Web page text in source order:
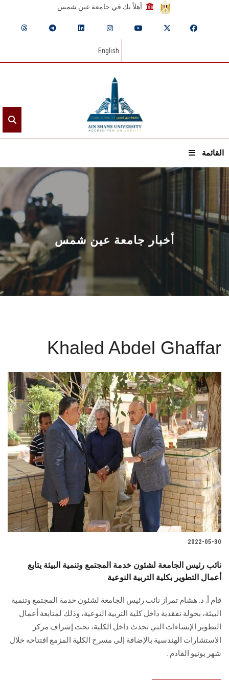
أهلاً بك في جامعة عين شمس
English
القائمة
الرئيسيـة
عن الجامعة
القطاعـات
الشئون الأكاديمية
البحث العلمي
المراكز والوحدات
الأنظمة الذكية
الإعلام
تواصل معنا
الطلاب
هيئة التدريس
الدراسات العليا
الزائـرون
سجل الان
أخبار جامعة عين شمس
Khaled Abdel Ghaffar
2022-05-30
نائب رئيس الجامعة لشئون خدمة المجتمع وتنمية البيئة يتابع
أعمال التطوير بكلية التربية النوعية
قام أ. د. هشام تمراز نائب رئيس الجامعة لشئون خدمة المجتمع وتنمية
البيئة، بجولة تفقدية داخل كلية التربية النوعية، وذلك لمتابعة أعمال
التطوير الإنشاءات التي تحدث داخل الكلية، تحت إشراف مركز
الاستشارات الهندسية بالإضافة إلى مسرح الكلية المزمع افتتاحه خلال
شهر يونيو القادم .